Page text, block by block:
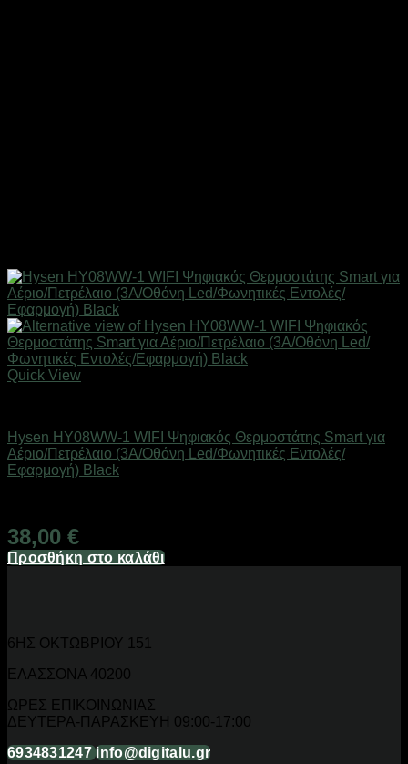
Quick View
Hysen HY08WW-1 WIFI Ψηφιακός Θερμοστάτης Smart για
Αέριο/Πετρέλαιο (3A/Οθόνη Led/Φωνητικές Εντολές/
Εφαρμογή) Black
38,00 €
Προσθήκη στο καλάθι
6ΗΣ ΟΚΤΩΒΡΙΟΥ 151
ΕΛΑΣΣΟΝΑ 40200
ΩΡΕΣ ΕΠΙΚΟΙΝΩΝΙΑΣ
ΔΕΥΤΕΡΑ-ΠΑΡΑΣΚΕΥΗ 09:00-17:00
6934831247 info@digitalu.gr